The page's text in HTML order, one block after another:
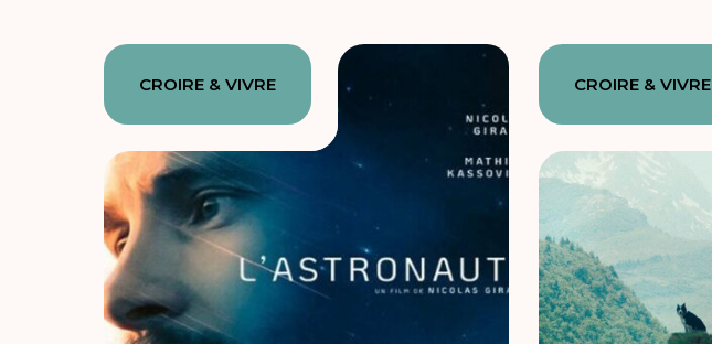
CROIRE & VIVRE CROIRE & VIVRE